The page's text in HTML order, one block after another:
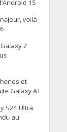
15
voilà
Z
et
Galaxy AI
S24 Ultra
au